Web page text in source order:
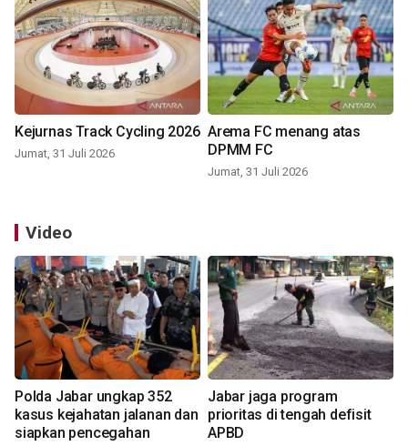
Kejurnas Track Cycling 2026
Jumat, 31 Juli 2026
Arema FC menang atas
DPMM FC
Jumat, 31 Juli 2026
Video
Polda Jabar ungkap 352
kasus kejahatan jalanan dan
siapkan pencegahan
Jabar jaga program
prioritas di tengah defisit
APBD